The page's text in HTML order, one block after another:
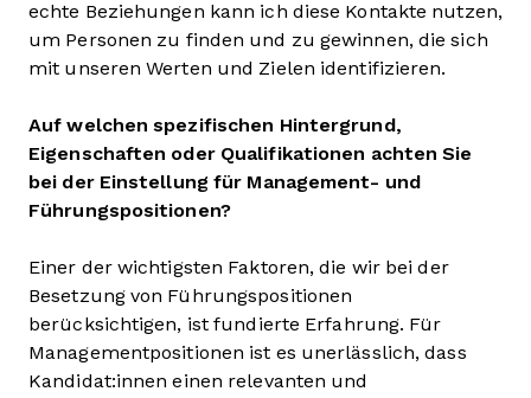
echte Beziehungen kann ich diese Kontakte nutzen,
um Personen zu finden und zu gewinnen, die sich
mit unseren Werten und Zielen identifizieren.
Auf welchen spezifischen Hintergrund,
Eigenschaften oder Qualifikationen achten Sie
bei der Einstellung für Management- und
Führungspositionen?
Einer der wichtigsten Faktoren, die wir bei der
Besetzung von Führungspositionen
berücksichtigen, ist fundierte Erfahrung. Für
Managementpositionen ist es unerlässlich, dass
Kandidat:innen einen relevanten und